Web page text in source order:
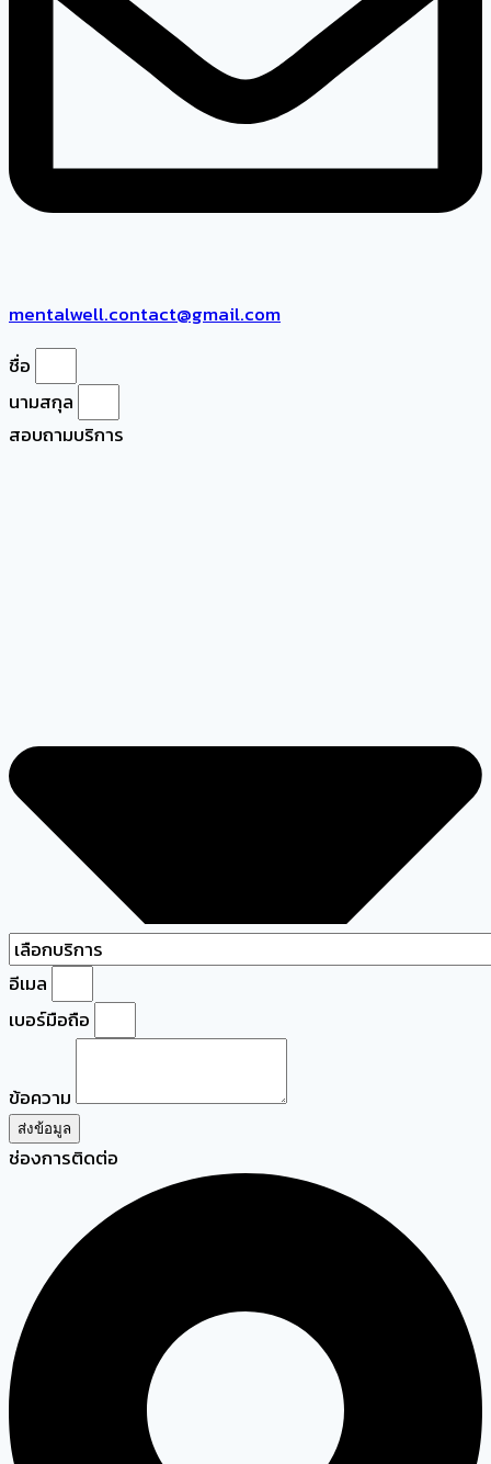
mentalwell.contact@gmail.com
ชื่อ
นามสกุล
สอบถามบริการ
อีเมล
เบอร์มือถือ
ข้อความ
ส่งข้อมูล
ช่องการติดต่อ